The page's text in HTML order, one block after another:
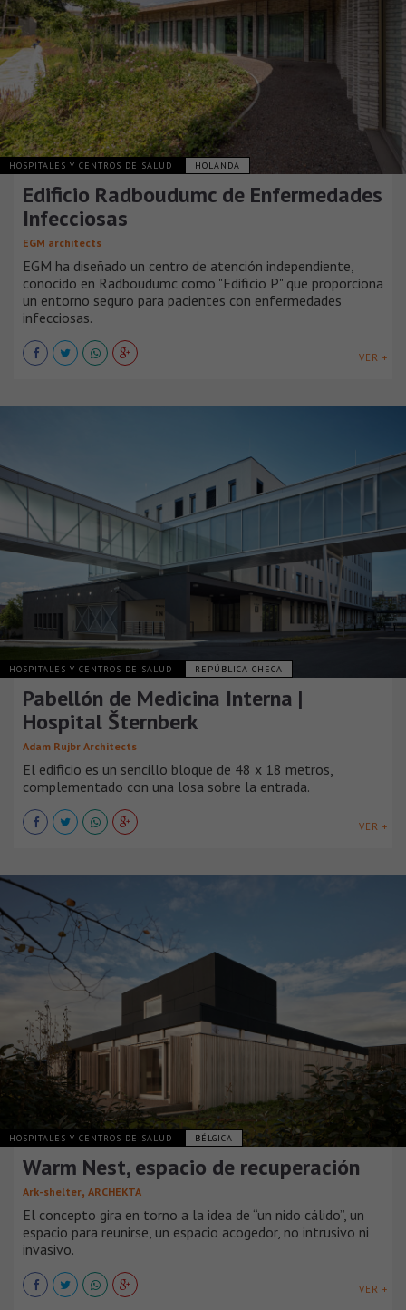
HOSPITALES Y CENTROS DE SALUD HOLANDA
Edificio Radboudumc de Enfermedades
Infecciosas
EGM architects
EGM ha diseñado un centro de atención independiente,
conocido en Radboudumc como "Edificio P" que proporciona
un entorno seguro para pacientes con enfermedades
infecciosas.
VER +
HOSPITALES Y CENTROS DE SALUD REPÚBLICA CHECA
Pabellón de Medicina Interna |
Hospital Šternberk
Adam Rujbr Architects
El edificio es un sencillo bloque de 48 x 18 metros,
complementado con una losa sobre la entrada.
VER +
HOSPITALES Y CENTROS DE SALUD BÉLGICA
Warm Nest, espacio de recuperación
Ark-shelter, ARCHEKTA
El concepto gira en torno a la idea de “un nido cálido”, un
espacio para reunirse, un espacio acogedor, no intrusivo ni
invasivo.
VER +